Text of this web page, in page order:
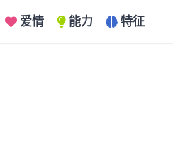
爱情 能力 特征